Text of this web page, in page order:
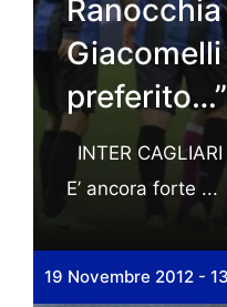
preferito…”
INTER
E’ ancora forte ...
19 Novembre 2012 -